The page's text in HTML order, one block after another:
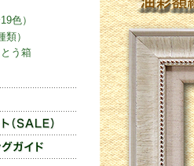
色）
）
う箱